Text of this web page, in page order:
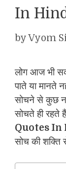
In
byVyom
लोग आज भी
पाते या मानते
सोचने से कुछ
सोचते ही रहते
Quotes In
सोच की शक्ति